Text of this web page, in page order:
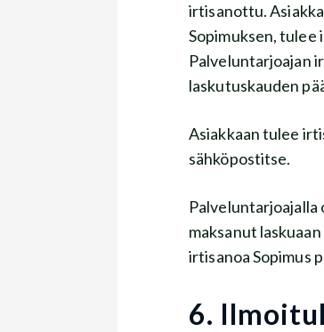
irtisanottu.
Sopimuksen, tulee
Palveluntarjoajan
laskutuskauden
Asiakkaan tulee
sähköpostitse.
Palveluntarjoajalla
maksanut
irtisanoa Sopimus
6.